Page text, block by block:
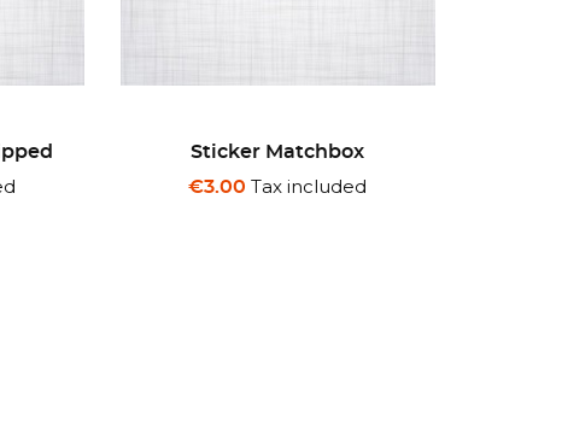
Sticker Ford Mustang.
€3.00 Tax included